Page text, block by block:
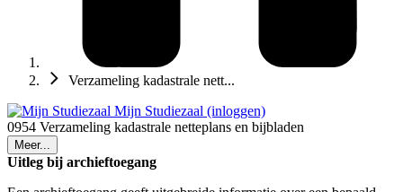
Verzameling kadastrale nett...
Mijn Studiezaal (inloggen)
0954 Verzameling kadastrale netteplans en bijbladen
Meer...
Uitleg bij archieftoegang